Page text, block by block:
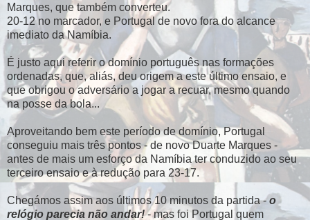
Marques, que também converteu.
20-12 no marcador, e Portugal de novo fora do alcance
imediato da Namíbia.
É justo aqui referir o domínio português nas formações
ordenadas, que, aliás, deu origem a este último ensaio, e
que obrigou o adversário a jogar a recuar, mesmo quando
na posse da bola...
Aproveitando bem este período de domínio, Portugal
conseguiu mais três pontos - de novo Duarte Marques -
antes de mais um esforço da Namíbia ter conduzido ao seu
terceiro ensaio e à redução para 23-17.
Chegámos assim aos últimos 10 minutos da partida -o
relógio parecia não andar!- mas foi Portugal quem